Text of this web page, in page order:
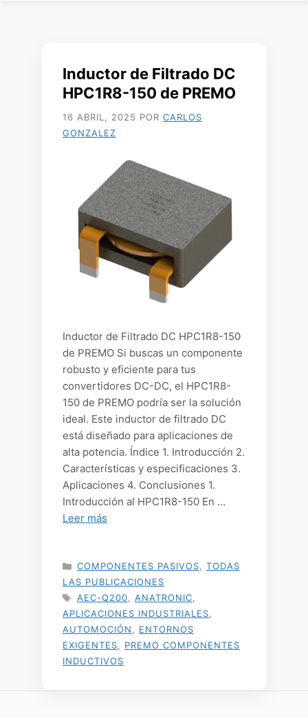
Inductor de Filtrado DC
HPC1R8-150 de PREMO
16 ABRIL, 2025 POR CARLOS
GONZALEZ
Inductor de Filtrado DC HPC1R8-150
de PREMO Si buscas un componente
robusto y eficiente para tus
convertidores DC-DC, el HPC1R8-
150 de PREMO podría ser la solución
ideal. Este inductor de filtrado DC
está diseñado para aplicaciones de
alta potencia. Índice 1. Introducción 2.
Características y especificaciones 3.
Aplicaciones 4. Conclusiones 1.
Introducción al HPC1R8-150 En …
Leer más
CATEGORÍAS
COMPONENTES PASIVOS
TODAS
LAS PUBLICACIONES
ETIQUETAS
AEC-Q200 ANATRONIC
APLICACIONES INDUSTRIALES
AUTOMOCIÓN
ENTORNOS
EXIGENTES
PREMO COMPONENTES
INDUCTIVOS